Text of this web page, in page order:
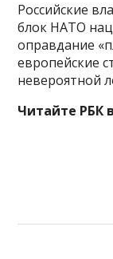
Российские
блок НАТО
оправдание
европейские
невероятной
Читайте РБК